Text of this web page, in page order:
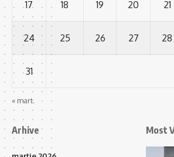
17 18 19 20 21
24 25 26 27 28
31
« mart.
Arhive Most